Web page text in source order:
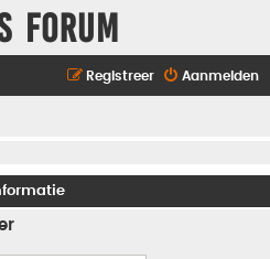
Forum
Aanmelden
Registreer